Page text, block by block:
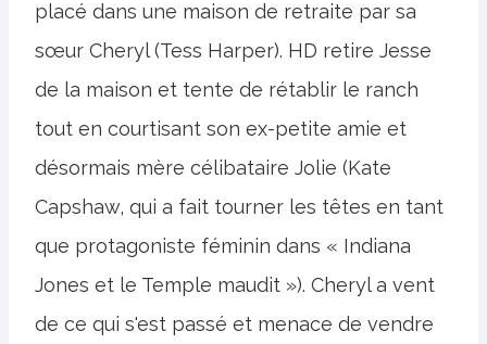
placé dans une maison de retraite par sa
sœur Cheryl (Tess Harper). HD retire Jesse
de la maison et tente de rétablir le ranch
tout en courtisant son ex-petite amie et
désormais mère célibataire Jolie (Kate
Capshaw, qui a fait tourner les têtes en tant
que protagoniste féminin dans « Indiana
Jones et le Temple maudit »). Cheryl a vent
de ce qui s'est passé et menace de vendre